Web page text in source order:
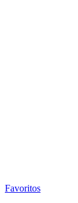
Favoritos